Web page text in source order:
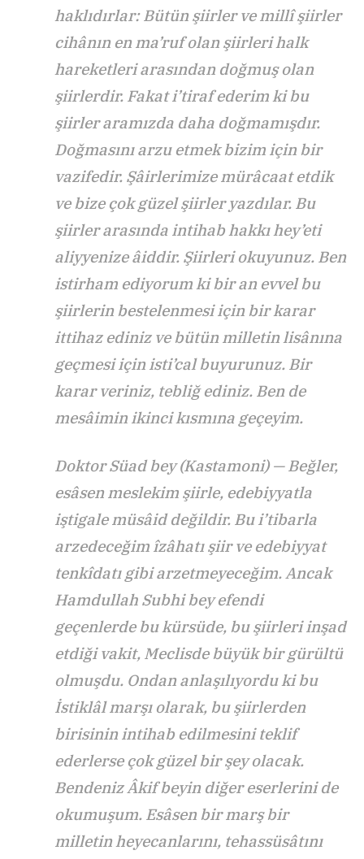
haklıdırlar: Bütün şiirler ve millî şiirler
cihânın en ma’ruf olan şiirleri halk
hareketleri arasından doğmuş olan
şiirlerdir. Fakat i’tiraf ederim ki bu
şiirler aramızda daha doğmamışdır.
Doğmasını arzu etmek bizim için bir
vazifedir. Şâirlerimize mürâcaat etdik
ve bize çok güzel şiirler yazdılar. Bu
şiirler arasında intihab hakkı hey’eti
aliyyenize âiddir. Şiirleri okuyunuz. Ben
istirham ediyorum ki bir an evvel bu
şiirlerin bestelenmesi için bir karar
ittihaz ediniz ve bütün milletin lisânına
geçmesi için isti’cal buyurunuz. Bir
karar veriniz, tebliğ ediniz. Ben de
mesâimin ikinci kısmına geçeyim.
Doktor Süad bey (Kastamoni) — Beğler,
esâsen meslekim şiirle, edebiyyatla
iştigale müsâid değildir. Bu i’tibarla
arzedeceğim îzâhatı şiir ve edebiyyat
tenkîdatı gibi arzetmeyeceğim. Ancak
Hamdullah Subhi bey efendi
geçenlerde bu kürsüde, bu şiirleri inşad
etdiği vakit, Meclisde büyük bir gürültü
olmuşdu. Ondan anlaşılıyordu ki bu
İstiklâl marşı olarak, bu şiirlerden
birisinin intihab edilmesini teklif
ederlerse çok güzel bir şey olacak.
Bendeniz Âkif beyin diğer eserlerini de
okumuşum. Esâsen bir marş bir
milletin heyecanlarını, tehassüsâtını